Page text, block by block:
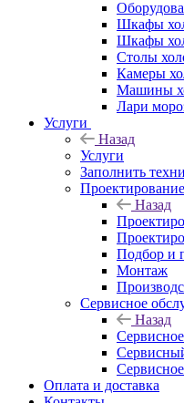
Шкафы
Шкафы
Столы
Камеры
Машины
Лари
Услуги
Назад
Услуги
Заполнить
Проектирование
Назад
Подбор и
Монтаж
Сервисное
Назад
Оплата и доставка